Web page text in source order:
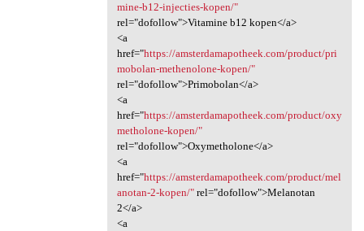
mine-b12-injecties-kopen/"
rel="dofollow">Vitamine b12 kopen</a>
<a
href="https://amsterdamapotheek.com/product/pri
mobolan-methenolone-kopen/"
rel="dofollow">Primobolan</a>
<a
href="https://amsterdamapotheek.com/product/oxy
metholone-kopen/"
rel="dofollow">Oxymetholone</a>
<a
href="https://amsterdamapotheek.com/product/mel
anotan-2-kopen/"rel="dofollow">Melanotan
2</a>
<a